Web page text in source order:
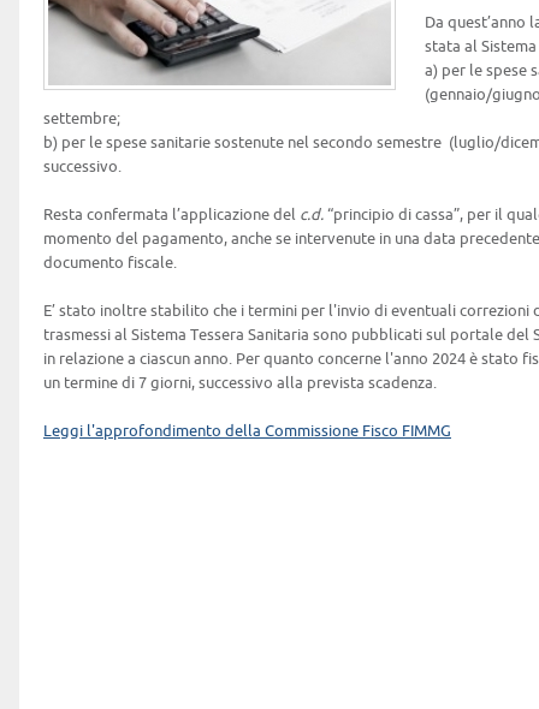
Da quest’anno
stata al
a) per le spese
(gennaio/
settembre;
b) per le spese sanitarie sostenute nel secondo semestre (luglio/
successivo.
Resta confermata l’applicazione del c.d. “principio di cassa”, per il
momento del pagamento, anche se intervenute in una data
documento fiscale.
E’ stato inoltre stabilito che i termini per l'invio di eventuali correzioni
trasmessi al Sistema Tessera Sanitaria sono pubblicati sul portale del
in relazione a ciascun anno. Per quanto concerne l'anno 2024 è stato
un termine di 7 giorni, successivo alla prevista scadenza.
Leggi l'approfondimento della Commissione Fisco FIMMG